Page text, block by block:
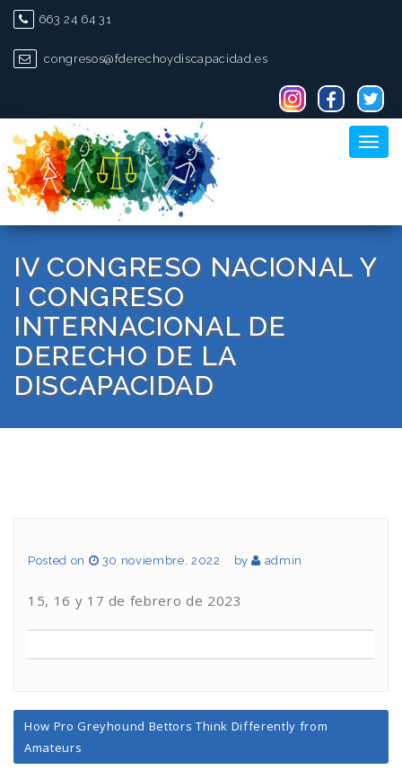
Skip
content
663 24 64 31
congresos@fderechoydiscapacidad.es
IV CONGRESO NACIONAL Y
I CONGRESO
INTERNACIONAL DE
DERECHO DE LA
DISCAPACIDAD
Posted on 30 noviembre, 2022 by admin
15, 16 y 17 de febrero de 2023
Navegación
de
How Pro Greyhound Bettors Think Differently from
Amateurs